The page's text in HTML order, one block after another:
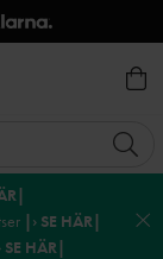
|› SE HÄR|
SE HÄR|